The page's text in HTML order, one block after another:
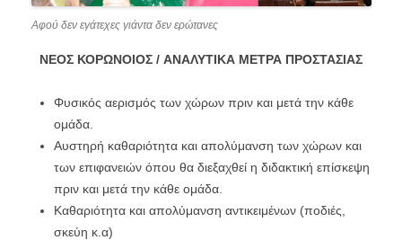
Αφού δεν εγάτεχες γιάντα δεν ερώτανες
ΝΕΟΣ ΚΟΡΩΝΟΙΟΣ / ΑΝΑΛΥΤΙΚΑ ΜΕΤΡΑ ΠΡΟΣΤΑΣΙΑΣ
Φυσικός αερισμός των χώρων πριν και μετά την κάθε
ομάδα.
Αυστηρή καθαριότητα και απολύμανση των χώρων και
των επιφανειών όπου θα διεξαχθεί η διδακτική επίσκεψη
πριν και μετά την κάθε ομάδα.
Καθαριότητα και απολύμανση αντικειμένων (ποδιές,
σκεύη κ.α)